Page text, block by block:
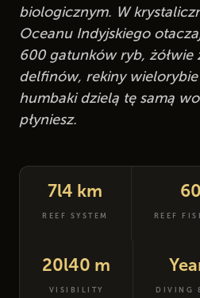
biologicznym. W
Oceanu Indyjskiego
600 gatunków ryb, żółwie
delfinów, rekiny
humbaki dzielą tę samą
płyniesz.
7l4 km
REEF SYSTEM REEF
20l40 m
VISIBILITY DIVING